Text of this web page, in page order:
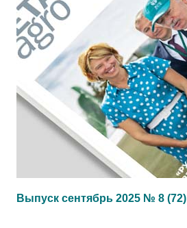
Выпуск сентябрь 2025 № 8 (72)